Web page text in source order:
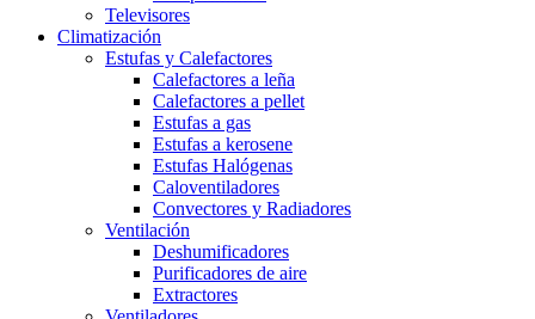
Televisores
Climatización
Estufas y Calefactores
Calefactores a leña
Calefactores a pellet
Estufas a gas
Estufas a kerosene
Estufas Halógenas
Caloventiladores
Convectores y Radiadores
Ventilación
Deshumificadores
Purificadores de aire
Extractores